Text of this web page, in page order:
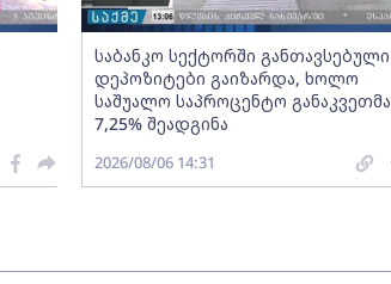
საბანკო სექტორში განთავსებული
დეპოზიტები გაიზარდა, ხოლო
საშუალო საპროცენტო განაკვეთმა
7,25% შეადგინა
2026/08/06 14:31